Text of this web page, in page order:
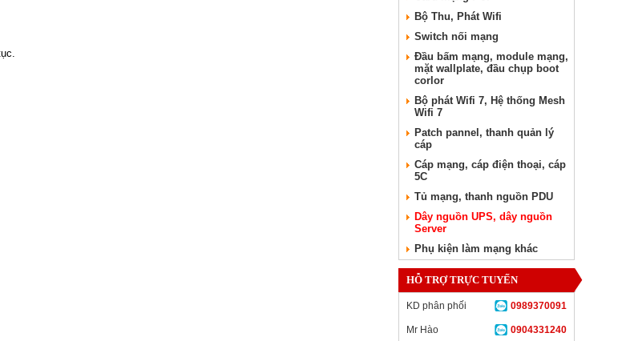
Bộ Thu, Phát Wifi
Switch nối mạng
Đầu bấm mạng, module mạng,
mặt wallplate, đầu chụp boot
corlor
Bộ phát Wifi 7, Hệ thống Mesh
Wifi 7
Patch pannel, thanh quản lý
cáp
Cáp mạng, cáp điện thoại, cáp
5C
Tủ mạng, thanh nguồn PDU
Dây nguồn UPS, dây nguồn
Server
Phụ kiện làm mạng khác
HỖ TRỢ TRỰC TUYẾN
0989370091
KD phân phối
0904331240
Mr Hào